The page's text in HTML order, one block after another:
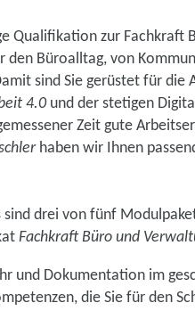
Qualifikation zur Fachkraft
den Büroalltag, von
sind Sie gerüstet für
4.0und der stetigen
Zeit gute
haben wir Ihnen
sind drei von fünf
Fachkraft Büro und
und Dokumentation im
die Sie für den